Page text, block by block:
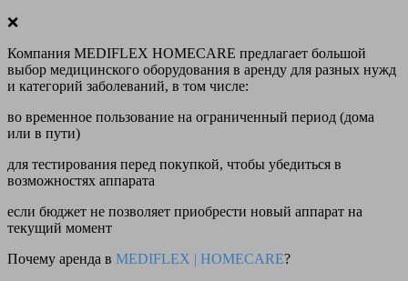
❌
Компания MEDIFLEX HOMECARE предлагает большой
выбор медицинского оборудования в аренду для разных нужд
и категорий заболеваний, в том числе:
во временное пользование на ограниченный период (дома
или в пути)
для тестирования перед покупкой, чтобы убедиться в
возможностях аппарата
если бюджет не позволяет приобрести новый аппарат на
текущий момент
Почему аренда в MEDIFLEX | HOMECARE?